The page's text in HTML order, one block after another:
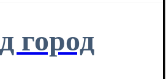
город